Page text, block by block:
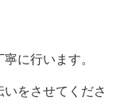
に行います。
をさせてくださ